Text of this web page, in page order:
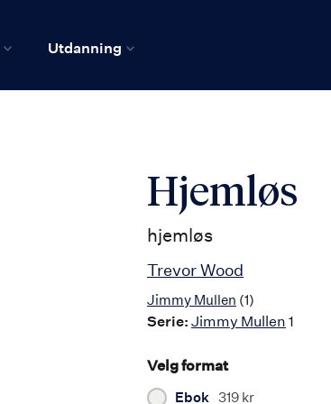
Utdanning
Hjemløs
hjemløs
Trevor Wood
Jimmy Mullen (1)
Serie: Jimmy Mullen 1
Velg format
Ebok 319 kr